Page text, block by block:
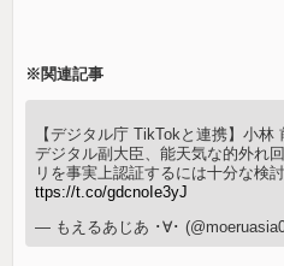
※関連記事
【デジタル庁 TikTokと連携】小
デジタル副大臣、能天気な的外れ
リを事実上認証するには十分な検
ttps://t.co/gdcnoIe3yJ
— もえるあじあ ･∀･